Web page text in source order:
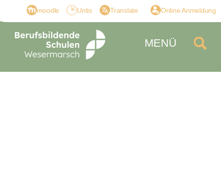
moodle Untis Translate Online Anmeldung
MENÜ